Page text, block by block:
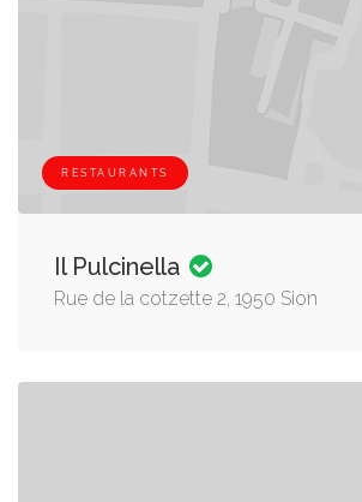
RESTAURANTS
Il Pulcinella
Rue de la cotzette 2, 1950 Sion